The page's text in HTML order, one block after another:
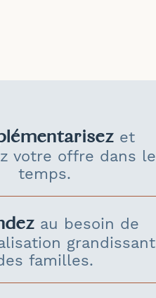
et
votre offre dans le
temps.
au besoin de
grandissant
familles.